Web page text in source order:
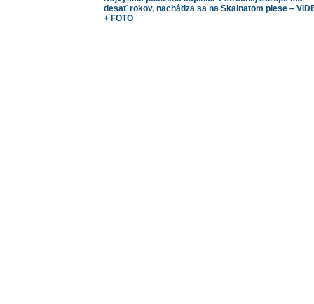
desať rokov, nachádza sa na Skalnatom plese –
+ FOTO